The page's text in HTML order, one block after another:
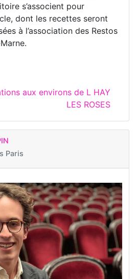
s’associent pour
dont les recettes seront
à l’association des Restos
aux environs de L HAY
LES ROSES
Paris